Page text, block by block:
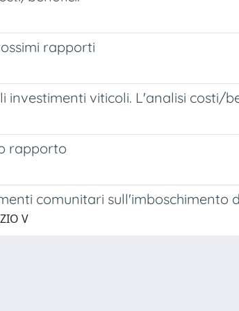
rapporti
investimenti viticoli. L'analisi costi/
rapporto
comunitari sull'imboschimento
V